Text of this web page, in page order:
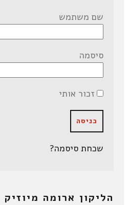
שם משתמש
סיסמה
זכור אותי
שכחת סיסמה?
הליקון ארומה מיוזיק